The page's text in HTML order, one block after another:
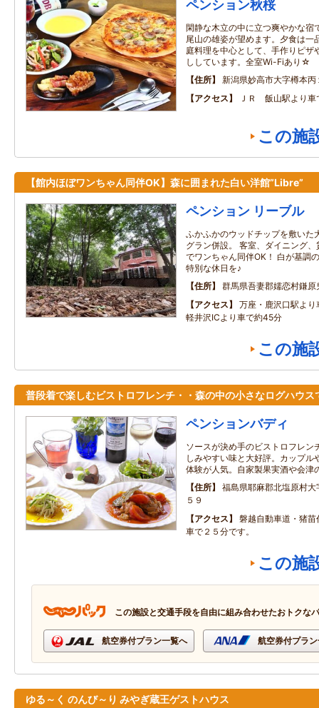
ペンション秋桜
閑静な木立の中に立つ爽やかな宿
尾山の雄姿が望めます。夕食は一
庭料理を中心として、手作りピザ
ししています。全室Wi-Fiあり☆
住所
新潟県妙高市大字樽本丙
アクセス
ＪＲ 飯山駅より車
この施
【館内ほぼワンちゃん同伴OK】森に囲まれた白い洋館”Libre”
ペンション リーブル
ふかふかのウッドチップを敷い
グラン併設。 客室、ダイニング
でワンちゃん同伴OK！ 白が基調
特別な休日を♪
住所
群馬県吾妻郡嬬恋村鎌
アクセス
万座・鹿沢口駅より
軽井沢ICより車で約45分
この施
普段着で楽しむビストロフレンチ・・森の中の小さなログハウス
ペンションバディ
ソースが決め手のビストロフレン
しみやすい味と大好評。カップル
体験が人気。自家製果実酒や会津
住所
福島県耶麻郡北塩原村
５９
アクセス
磐越自動車道・猪
車で２５分です。
この施
この施設と交通手段を自由に組み合わせたおトクな
航空券付プラン一覧へ 航空券付プラ
ゆる～く のんび～り みやぎ蔵王ゲストハウス